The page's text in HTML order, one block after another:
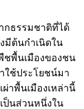
กธรรมชาติที่ได้
งมีต้นกำเนิดใน
ชพื้นเมืองของชน
ใช้ประโยชน์มา
าพื้นเมืองเหล่านี้
ป็นส่วนหนึ่งใน